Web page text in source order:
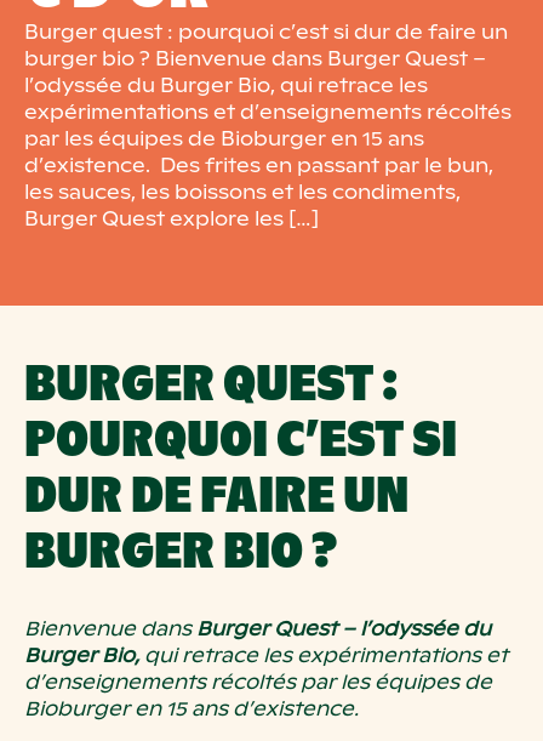
Burger quest : pourquoi c’est si dur de faire un
burger bio ? Bienvenue dans Burger Quest –
l’odyssée du Burger Bio, qui retrace les
expérimentations et d’enseignements récoltés
par les équipes de Bioburger en 15 ans
d’existence. Des frites en passant par le bun,
les sauces, les boissons et les condiments,
Burger Quest explore les […]
BURGER QUEST:
POURQUOI C’EST SI
DUR DE FAIRE UN
BURGER BIO?
Bienvenue dansBurger Quest – l’odyssée du
Burger Bio,qui retrace les expérimentations et
d’enseignements récoltés par les équipes de
Bioburger en 15 ans d’existence.